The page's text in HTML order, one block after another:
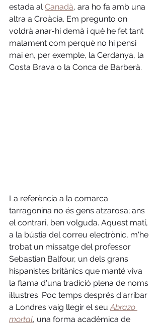
estada al Canadà, ara ho fa amb una
altra a Croàcia. Em pregunto on
voldrà anar-hi demà i què he fet tant
malament com perquè no hi pensi
mai en, per exemple, la Cerdanya, la
Costa Brava o la Conca de Barberà.
La referència a la comarca
tarragonina no és gens atzarosa; ans
el contrari, ben volguda. Aquest matí,
a la bústia del correu electrònic, m'he
trobat un missatge del professor
Sebastian Balfour, un dels grans
hispanistes britànics que manté viva
la flama d'una tradició plena de noms
il·lustres. Poc temps després d'arribar
a Londres vaig llegir el seu Abrazo
mortal, una forma acadèmica de